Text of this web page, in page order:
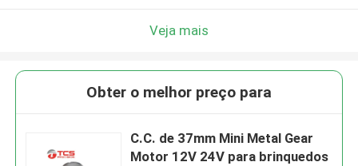
Veja mais
Obter o melhor preço para
C.C. de 37mm Mini Metal Gear
Motor 12V 24V para brinquedos